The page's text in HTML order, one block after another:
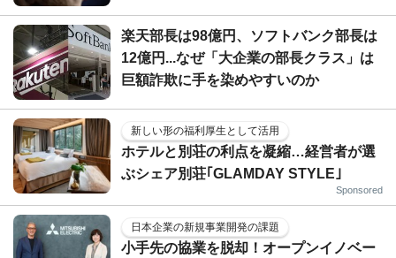
楽天部長は98億円、ソフトバンク部長は
12億円...なぜ「大企業の部長クラス」は
巨額詐欺に手を染めやすいのか
新しい形の福利厚生として活用
ホテルと別荘の利点を凝縮…経営者が選
ぶシェア別荘｢GLAMDAY STYLE｣
Sponsored
日本企業の新規事業開発の課題
小手先の協業を脱却！オープンイノベー